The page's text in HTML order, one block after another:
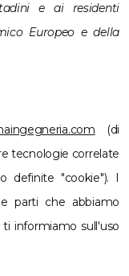
e ai residenti
Europeo e della
(di
tecnologie correlate
definite "cookie"). I
parti che abbiamo
informiamo sull'uso